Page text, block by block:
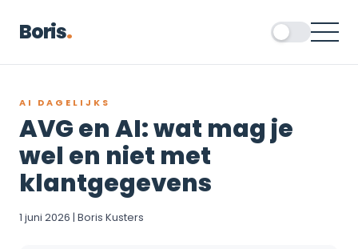
Boris.
AI DAGELIJKS
AVG en AI: wat mag je
wel en niet met
klantgegevens
1 juni 2026 | Boris Kusters